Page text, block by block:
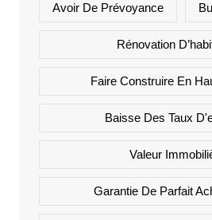
Avoir De Prévoyance
Rénovation
Faire Construire En
Baisse Des Taux
Valeur
Garantie De Parfait